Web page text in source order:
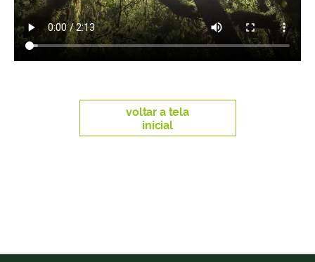
voltar a tela
inicial